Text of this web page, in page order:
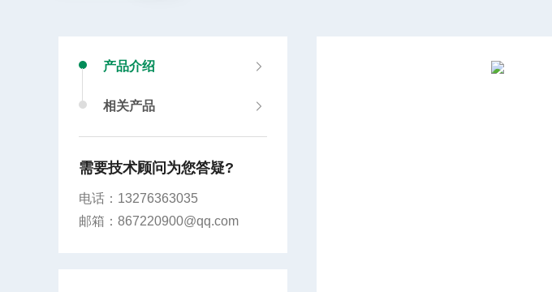
产品介绍
相关产品
需要技术顾问为您答疑?
电话：13276363035
邮箱：867220900@qq.com